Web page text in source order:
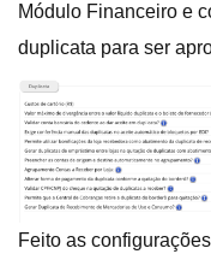
Módulo Financeiro e
duplicata para ser
Feito as